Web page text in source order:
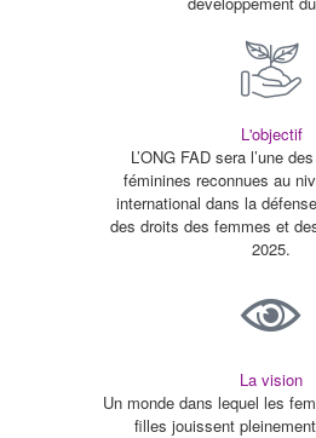
L'objectif
L’ONG FAD sera l’une
féminines reconnues au
international dans la
des droits des femmes et
2025.
La vision
Un monde dans lequel les
filles jouissent